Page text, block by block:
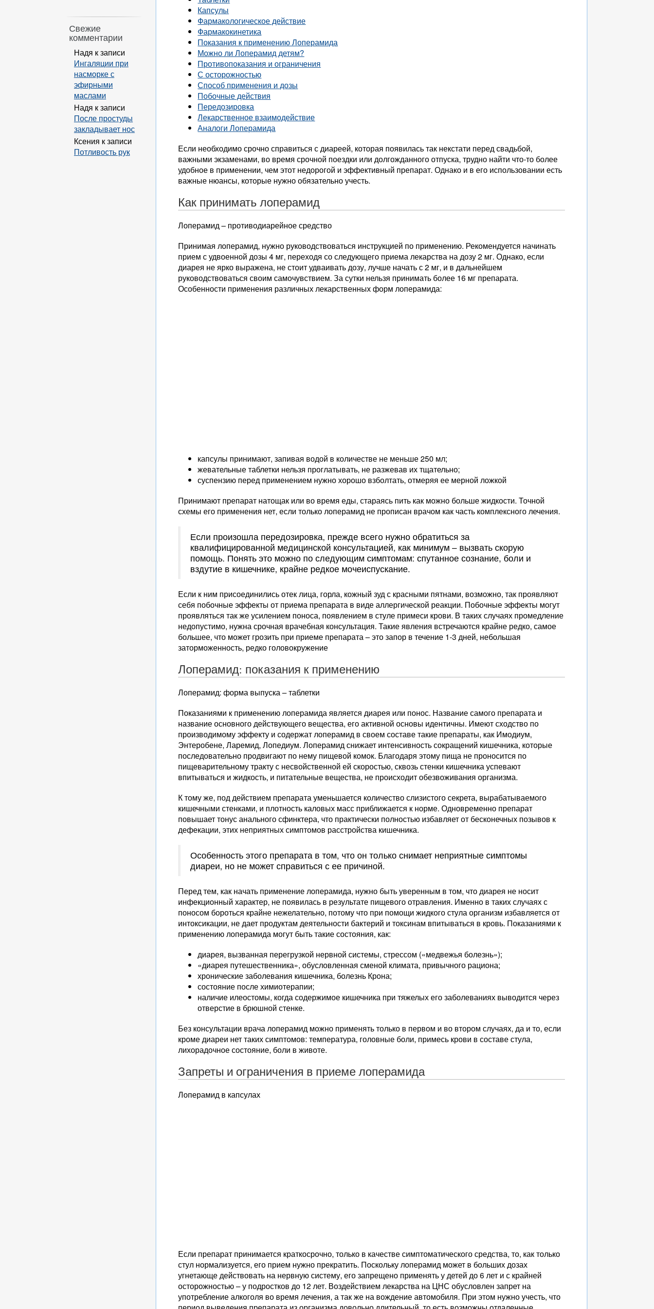
Капсулы
Фармакологическое действие
Фармакокинетика
Показания к применению Лоперамида
Можно ли Лоперамид детям?
Противопоказания и ограничения
С осторожностью
Способ применения и дозы
Побочные действия
Передозировка
Лекарственное взаимодействие
Аналоги Лоперамида
Если необходимо срочно справиться с диареей, которая появилась так некстати перед свадьбой,
важными экзаменами, во время срочной поездки или долгожданного отпуска, трудно найти что-то более
удобное в применении, чем этот недорогой и эффективный препарат. Однако и в его использовании есть
важные нюансы, которые нужно обязательно учесть.
Как принимать лоперамид
Лоперамид – противодиарейное средство
Принимая лоперамид, нужно руководствоваться инструкцией по применению. Рекомендуется начинать
прием с удвоенной дозы 4 мг, переходя со следующего приема лекарства на дозу 2 мг. Однако, если
диарея не ярко выражена, не стоит удваивать дозу, лучше начать с 2 мг, и в дальнейшем
руководствоваться своим самочувствием. За сутки нельзя принимать более 16 мг препарата.
Особенности применения различных лекарственных форм лоперамида:
капсулы принимают, запивая водой в количестве не меньше 250 мл;
жевательные таблетки нельзя проглатывать, не разжевав их тщательно;
суспензию перед применением нужно хорошо взболтать, отмеряя ее мерной ложкой
Принимают препарат натощак или во время еды, стараясь пить как можно больше жидкости. Точной
схемы его применения нет, если только лоперамид не прописан врачом как часть комплексного лечения.
Если произошла передозировка, прежде всего нужно обратиться за
квалифицированной медицинской консультацией, как минимум – вызвать скорую
помощь. Понять это можно по следующим симптомам: спутанное сознание, боли и
вздутие в кишечнике, крайне редкое мочеиспускание.
Если к ним присоединились отек лица, горла, кожный зуд с красными пятнами, возможно, так проявляют
себя побочные эффекты от приема препарата в виде аллергической реакции. Побочные эффекты могут
проявляться так же усилением поноса, появлением в стуле примеси крови. В таких случаях промедление
недопустимо, нужна срочная врачебная консультация. Такие явления встречаются крайне редко, самое
большее, что может грозить при приеме препарата – это запор в течение 1-3 дней, небольшая
заторможенность, редко головокружение
Лоперамид: показания к применению
Лоперамид: форма выпуска – таблетки
Показаниями к применению лоперамида является диарея или понос. Название самого препарата и
название основного действующего вещества, его активной основы идентичны. Имеют сходство по
производимому эффекту и содержат лоперамид в своем составе такие препараты, как Имодиум,
Энтеробене, Ларемид, Лопедиум. Лоперамид снижает интенсивность сокращений кишечника, которые
последовательно продвигают по нему пищевой комок. Благодаря этому пища не проносится по
пищеварительному тракту с несвойственной ей скоростью, сквозь стенки кишечника успевают
впитываться и жидкость, и питательные вещества, не происходит обезвоживания организма.
К тому же, под действием препарата уменьшается количество слизистого секрета, вырабатываемого
кишечными стенками, и плотность каловых масс приближается к норме. Одновременно препарат
повышает тонус анального сфинктера, что практически полностью избавляет от бесконечных позывов к
дефекации, этих неприятных симптомов расстройства кишечника.
Особенность этого препарата в том, что он только снимает неприятные симптомы
диареи, но не может справиться с ее причиной.
Перед тем, как начать применение лоперамида, нужно быть уверенным в том, что диарея не носит
инфекционный характер, не появилась в результате пищевого отравления. Именно в таких случаях с
поносом бороться крайне нежелательно, потому что при помощи жидкого стула организм избавляется от
интоксикации, не дает продуктам деятельности бактерий и токсинам впитываться в кровь. Показаниями к
применению лоперамида могут быть такие состояния, как:
диарея, вызванная перегрузкой нервной системы, стрессом («медвежья болезнь»);
«диарея путешественника», обусловленная сменой климата, привычного рациона;
хронические заболевания кишечника, болезнь Крона;
состояние после химиотерапии;
наличие илеостомы, когда содержимое кишечника при тяжелых его заболеваниях выводится через
отверстие в брюшной стенке.
Без консультации врача лоперамид можно применять только в первом и во втором случаях, да и то, если
кроме диареи нет таких симптомов: температура, головные боли, примесь крови в составе стула,
лихорадочное состояние, боли в животе.
Запреты и ограничения в приеме лоперамида
Лоперамид в капсулах
Если препарат принимается краткосрочно, только в качестве симптоматического средства, то, как только
стул нормализуется, его прием нужно прекратить. Поскольку лоперамид может в больших дозах
угнетающе действовать на нервную систему, его запрещено применять у детей до 6 лет и с крайней
осторожностью – у подростков до 12 лет. Воздействием лекарства на ЦНС обусловлен запрет на
употребление алкоголя во время лечения, а так же на вождение автомобиля. При этом нужно учесть, что
Свежие
комментарии
Надя к записи
Ингаляции при
насморке с
эфирными
маслами
Надя к записи
После простуды
закладывает нос
Ксения к записи
Потливость рук